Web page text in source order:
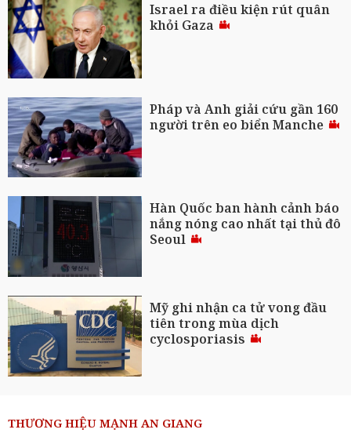
Israel ra điều kiện rút quân
khỏi Gaza
Pháp và Anh giải cứu gần 160
người trên eo biển Manche
Hàn Quốc ban hành cảnh báo
nắng nóng cao nhất tại thủ đô
Seoul
Mỹ ghi nhận ca tử vong đầu
tiên trong mùa dịch
cyclosporiasis
THƯƠNG HIỆU MẠNH AN GIANG